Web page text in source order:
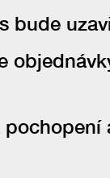
bude